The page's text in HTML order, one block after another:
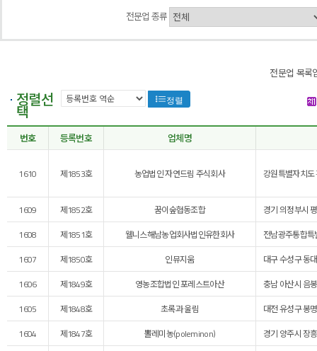
전문업 종류
전문업 목록
정렬선
택
정렬
번호 등록번호 업체명
1610 제1853호 농업법인 자연드림 주식회사 강원특별자치
1609 제1852호 꿈이숲협동조합
경기 의정부시
1608
제1851호 웰니스해남농업회사법인유한회사
전남광주통합
1607
제1850호 인뮤지움
대구 수성구 동
1606
제1849호 영농조합법인 포레스트아산
충남 아산시 음
1605
제1848호 초록과 울림
대전 유성구 봉
1604
제1847호 뽈레미농(poleminon)
경기 양주시 장